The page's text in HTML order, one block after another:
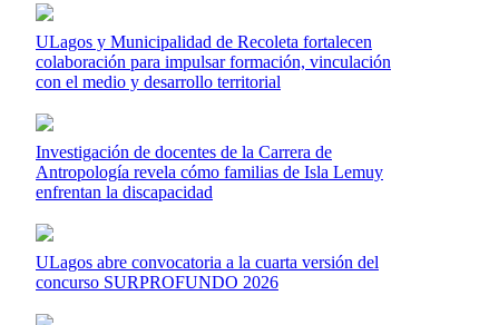
ULagos y Municipalidad de Recoleta fortalecen
colaboración para impulsar formación, vinculación
con el medio y desarrollo territorial
Investigación de docentes de la Carrera de
Antropología revela cómo familias de Isla Lemuy
enfrentan la discapacidad
ULagos abre convocatoria a la cuarta versión del
concurso SURPROFUNDO 2026